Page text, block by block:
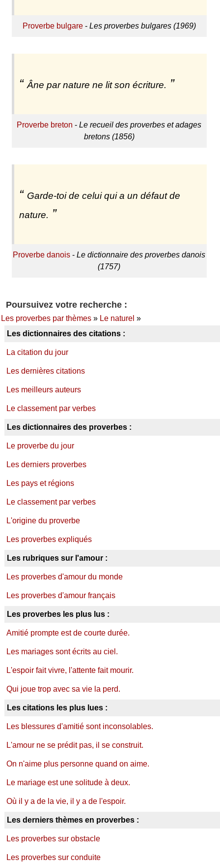
Proverbe bulgare- Les proverbes bulgares (1969)
Âne par nature ne lit son écriture.
Proverbe breton -Le recueil des proverbes et adages
bretons (1856)
Garde-toi de celui qui a un défaut de
nature.
Proverbe danois -Le dictionnaire des proverbes danois
(1757)
Poursuivez votre recherche :
Les proverbes par thèmes» Le naturel »
Les dictionnaires des citations :
La citation du jour
Les dernières citations
Les meilleurs auteurs
Le classement par verbes
Les dictionnaires des proverbes :
Le proverbe du jour
Les derniers proverbes
Les pays et régions
Le classement par verbes
L'origine du proverbe
Les proverbes expliqués
Les rubriques sur l'amour :
Les proverbes d'amour du monde
Les proverbes d'amour français
Les proverbes les plus lus :
Amitié prompte est de courte durée.
Les mariages sont écrits au ciel.
L'espoir fait vivre, l'attente fait mourir.
Qui joue trop avec sa vie la perd.
Les citations les plus lues :
Les blessures d'amitié sont inconsolables.
L'amour ne se prédit pas, il se construit.
On n'aime plus personne quand on aime.
Le mariage est une solitude à deux.
Où il y a de la vie, il y a de l'espoir.
Les derniers thèmes en proverbes :
Les proverbes sur obstacle
Les proverbes sur conduite